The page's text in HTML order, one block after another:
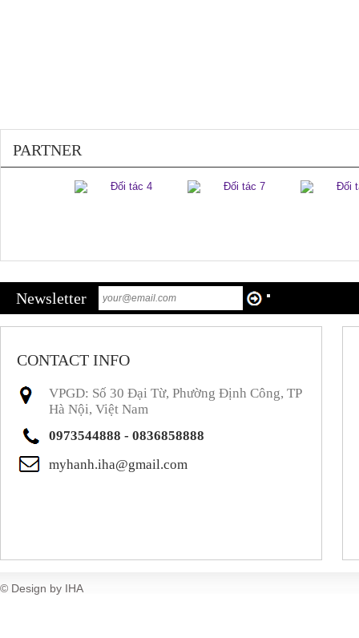
PARTNER
Newsletter
CONTACT INFO
VPGD: Số 30 Đại Từ, Phường Định Công, TP
Hà Nội, Việt Nam
0973544888 - 0836858888
myhanh.iha@gmail.com
© Design by IHA